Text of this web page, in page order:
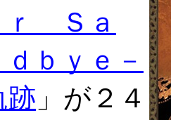
ｒ Ｓａ
ｂｙｅ－
跡 」が２４